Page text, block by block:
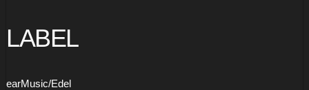
LABEL
earMusic/Edel